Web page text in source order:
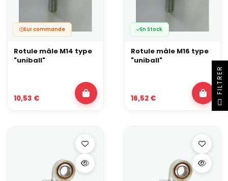
Sur commande
Rotule mâle M14 type
"uniball"
10,53 €
En Stock
Rotule mâle M16 type
"uniball"
16,52 €
R